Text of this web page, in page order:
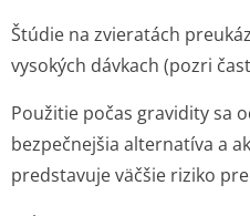
Štúdie na zvieratách
vysokých dávkach (pozri
Použitie počas gravidity sa
bezpečnejšia alternatíva a
predstavuje väčšie riziko